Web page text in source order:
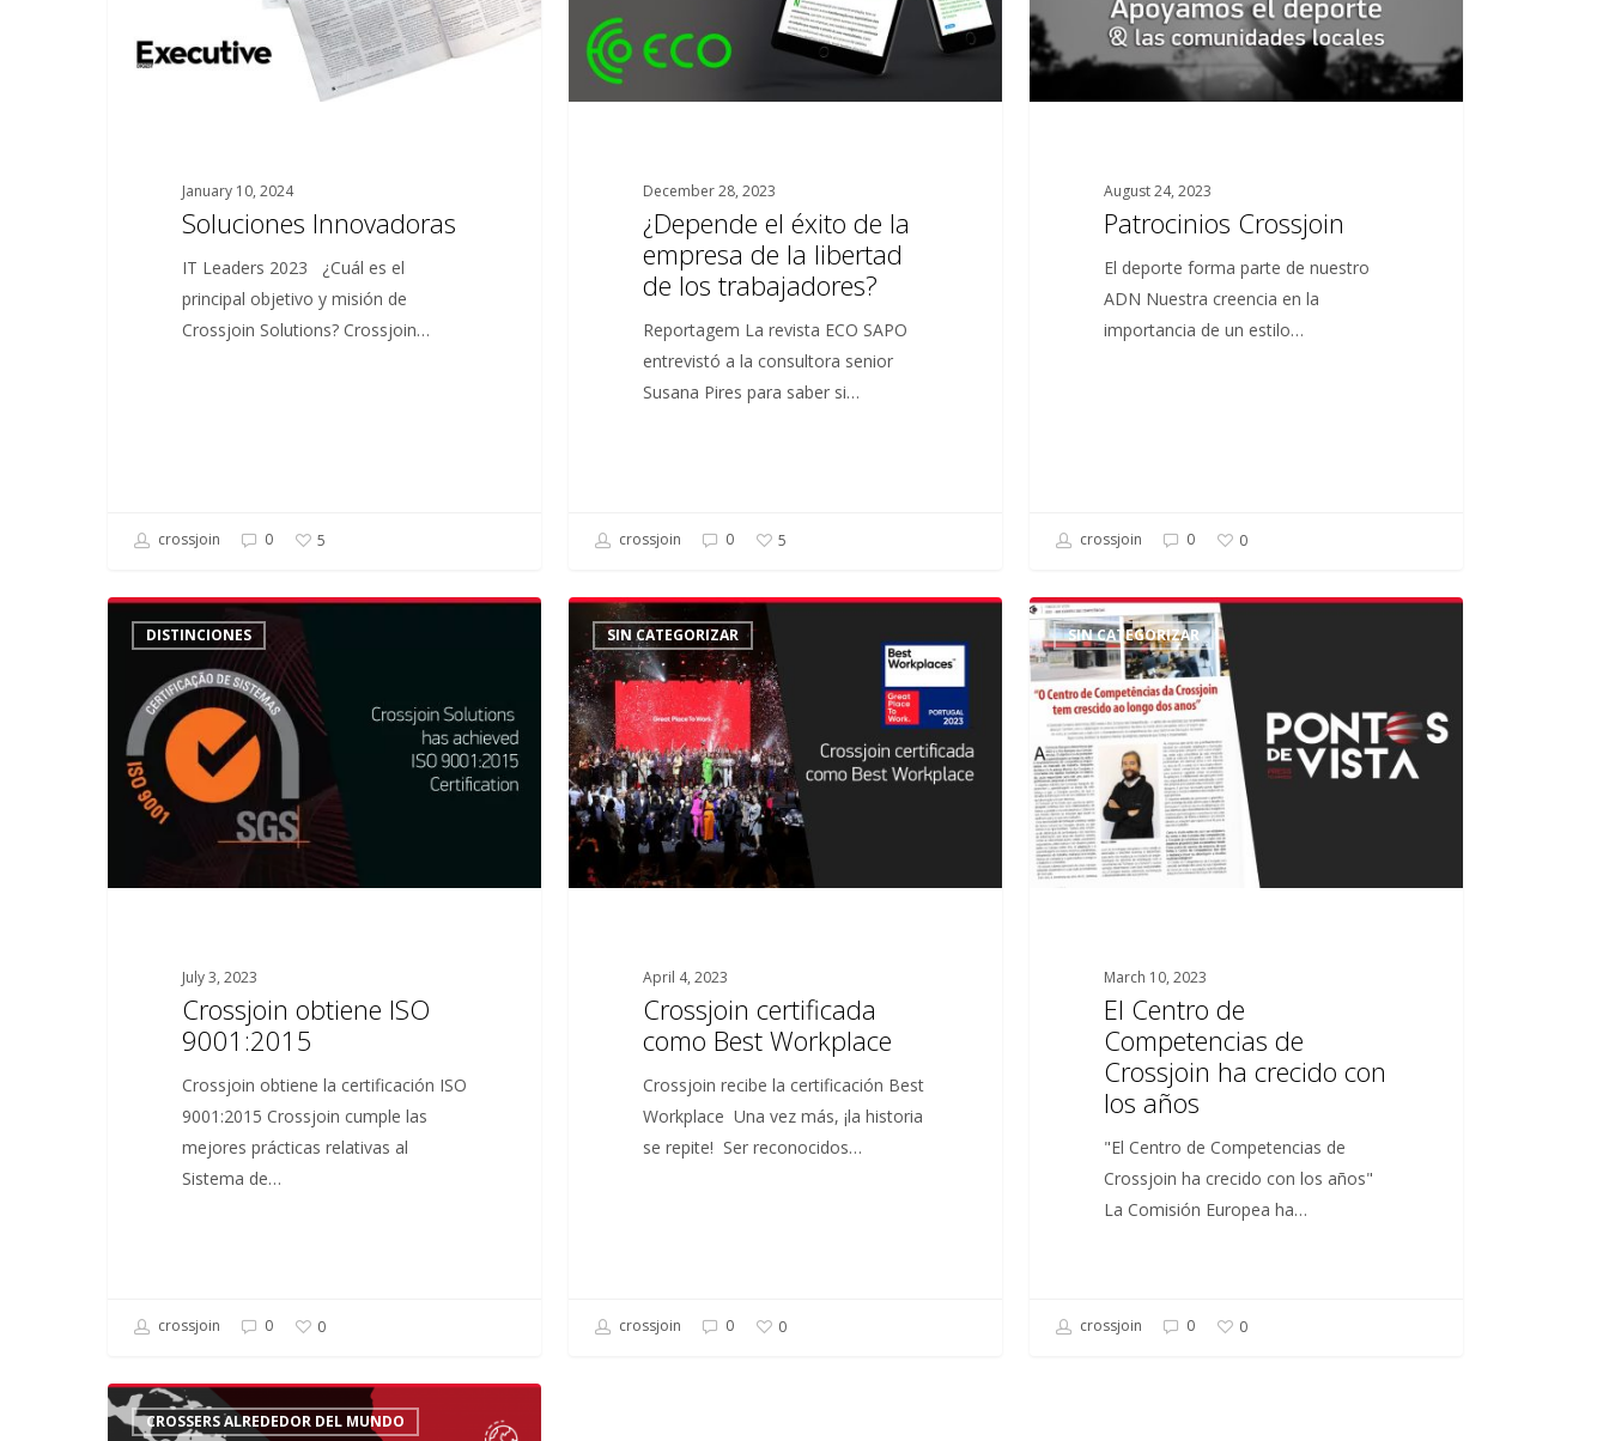
January 10, 2024
Soluciones Innovadoras
IT Leaders 2023 ¿Cuál es el
principal objetivo y misión de
Crossjoin Solutions? Crossjoin…
crossjoin 0 5
libertad
de
December 28, 2023
¿Depende el éxito de la
empresa de la libertad
de los trabajadores?
Reportagem La revista ECO SAPO
entrevistó a la consultora senior
Susana Pires para saber si…
crossjoin 0 5
August 24, 2023
Patrocinios Crossjoin
El deporte forma parte de nuestro
ADN Nuestra creencia en la
importancia de un estilo…
crossjoin 0 0
Crossjoin
obtiene
9001:2015
DISTINCIONES
July 3, 2023
Crossjoin obtiene ISO
9001:2015
Crossjoin obtiene la certificación ISO
9001:2015 Crossjoin cumple las
mejores prácticas relativas al
Sistema de…
crossjoin 0 0
Crossjoin
certificada
como
Best
Workplace
SIN CATEGORIZAR
April 4, 2023
Crossjoin certificada
como Best Workplace
Crossjoin recibe la certificación Best
Workplace Una vez más, ¡la historia
se repite! Ser reconocidos…
crossjoin 0 0
El
Centro
de
Competencias
Crossjoin
ha
crecido
con
SIN CATEGORIZAR
March 10, 2023
El Centro de
Competencias de
Crossjoin ha crecido con
los años
"El Centro de Competencias de
Crossjoin ha crecido con los años"
La Comisión Europea ha…
crossjoin 0 0
Crossers
Alrededor
CROSSERS ALREDEDOR DEL MUNDO